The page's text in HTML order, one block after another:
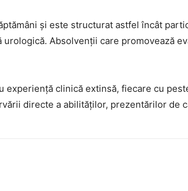
și este structurat astfel încât
Absolvenții care promovează
experiență clinică extinsă, fiecare cu
directe a abilităților, prezentărilor de